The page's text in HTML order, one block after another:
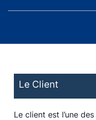
Le Client
Le client est l’une